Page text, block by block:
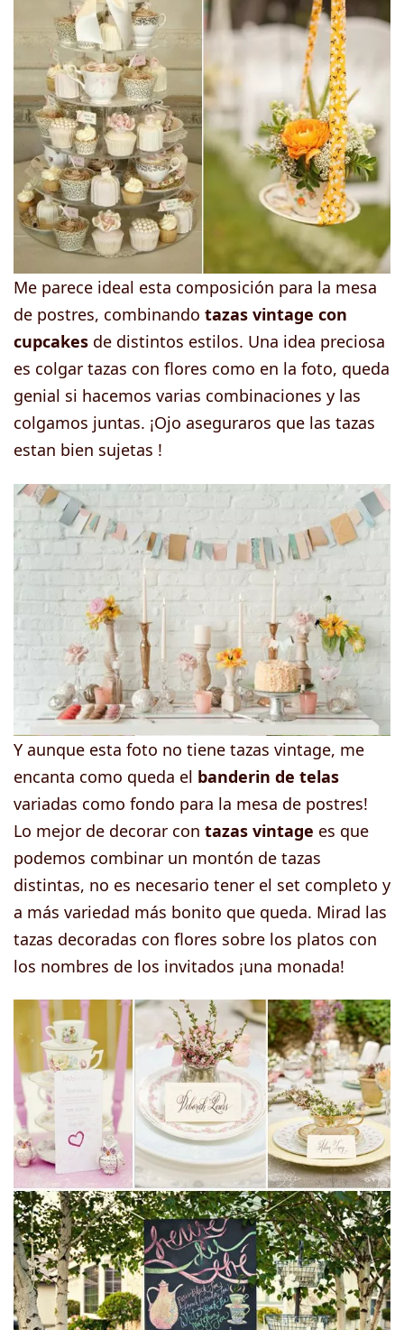
Me parece ideal esta composición para la mesa
de postres, combinando tazas vintage con
cupcakes de distintos estilos. Una idea preciosa
es colgar tazas con flores como en la foto, queda
genial si hacemos varias combinaciones y las
colgamos juntas. ¡Ojo aseguraros que las tazas
estan bien sujetas !
Y aunque esta foto no tiene tazas vintage, me
encanta como queda el banderin de telas
variadas como fondo para la mesa de postres!
Lo mejor de decorar con tazas vintage es que
podemos combinar un montón de tazas
distintas, no es necesario tener el set completo y
a más variedad más bonito que queda. Mirad las
tazas decoradas con flores sobre los platos con
los nombres de los invitados ¡una monada!